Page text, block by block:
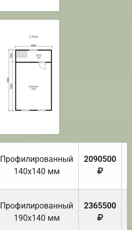
Профилированный
140х140 мм
2090500
Профилированный
190х140 мм
2365500